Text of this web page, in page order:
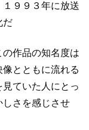
１９９３年に放送
だ
の作品の知名度は
像とともに流れる
見ていた人にとっ
しさを感じさせ